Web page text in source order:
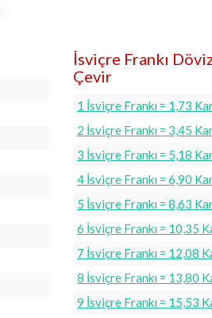
İsviçre Frankı
Çevir
1 İsviçre Frankı = 1,73
2 İsviçre Frankı = 3,45
3 İsviçre Frankı = 5,18
4 İsviçre Frankı = 6,90
5 İsviçre Frankı = 8,63
6 İsviçre Frankı = 10,35
7 İsviçre Frankı = 12,08
8 İsviçre Frankı = 13,80
9 İsviçre Frankı = 15,53